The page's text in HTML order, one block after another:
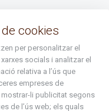
a partir de l'1 de juny
Meritxell : de 8 a 14h)
cookies
per personalitzar el
socials i analitzar el
relativa a l’ús que
empreses de
li publicitat segons
de l’ús web; els quals